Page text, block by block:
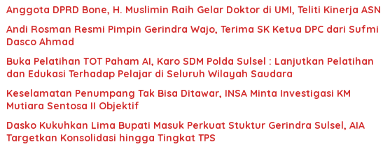
Anggota DPRD Bone, H. Muslimin Raih Gelar Doktor di UMI, Teliti Kinerja ASN
Andi Rosman Resmi Pimpin Gerindra Wajo, Terima SK Ketua DPC dari Sufmi
Dasco Ahmad
Buka Pelatihan TOT Paham AI, Karo SDM Polda Sulsel : Lanjutkan Pelatihan
dan Edukasi Terhadap Pelajar di Seluruh Wilayah Saudara
Keselamatan Penumpang Tak Bisa Ditawar, INSA Minta Investigasi KM
Mutiara Sentosa II Objektif
Dasko Kukuhkan Lima Bupati Masuk Perkuat Stuktur Gerindra Sulsel, AIA
Targetkan Konsolidasi hingga Tingkat TPS